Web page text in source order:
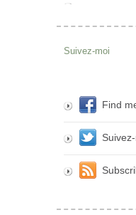
Suivez-moi
Find